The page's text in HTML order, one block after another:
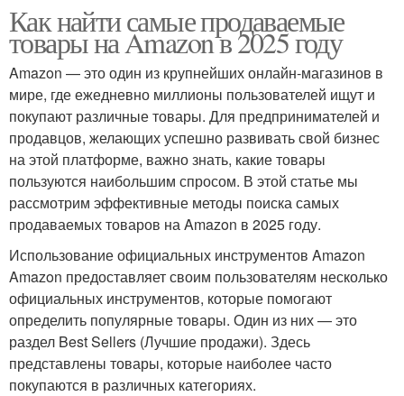
Как найти самые продаваемые
товары на Amazon в 2025 году
Amazon — это один из крупнейших онлайн-магазинов в
мире, где ежедневно миллионы пользователей ищут и
покупают различные товары. Для предпринимателей и
продавцов, желающих успешно развивать свой бизнес
на этой платформе, важно знать, какие товары
пользуются наибольшим спросом. В этой статье мы
рассмотрим эффективные методы поиска самых
продаваемых товаров на Amazon в 2025 году.
Использование официальных инструментов Amazon
Amazon предоставляет своим пользователям несколько
официальных инструментов, которые помогают
определить популярные товары. Один из них — это
раздел Best Sellers (Лучшие продажи). Здесь
представлены товары, которые наиболее часто
покупаются в различных категориях.